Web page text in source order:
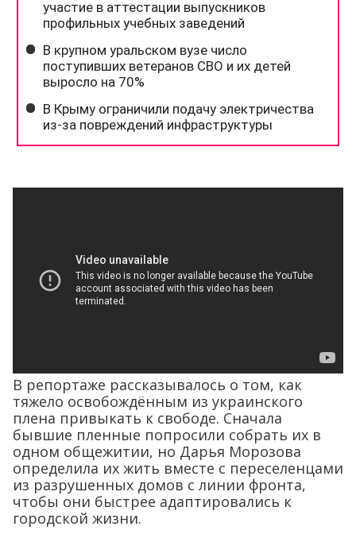
В репортаже рассказывалось о том, как
тяжело освобождённым из украинского
плена привыкать к свободе. Сначала
бывшие пленные попросили собрать их в
одном общежитии, но Дарья Морозова
определила их жить вместе с переселенцами
из разрушенных домов с линии фронта,
чтобы они быстрее адаптировались к
городской жизни.